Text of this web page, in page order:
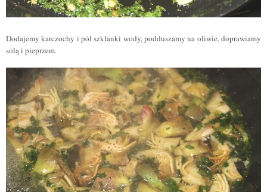
Dodajemy karczochy i pól szklanki wody, podduszamy na oliwie, doprawiamy
solą i pieprzem.